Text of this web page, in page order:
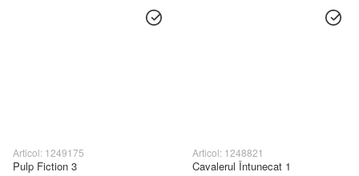
Articol: 1249175
Pulp Fiction 3
Articol: 1248821
Cavalerul Întunecat 1